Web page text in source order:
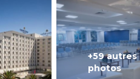
+59 autres
photos